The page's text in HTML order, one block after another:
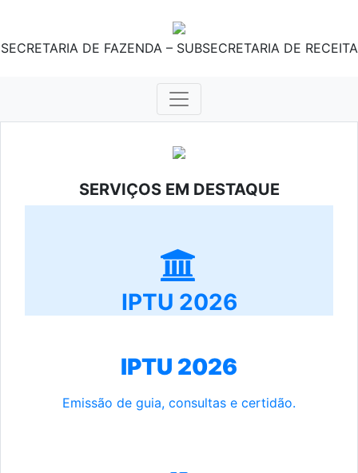
SECRETARIA DE FAZENDA – SUBSECRETARIA DE RECEITA
SERVIÇOS EM DESTAQUE
IPTU 2026
IPTU 2026
Emissão de guia, consultas e certidão.